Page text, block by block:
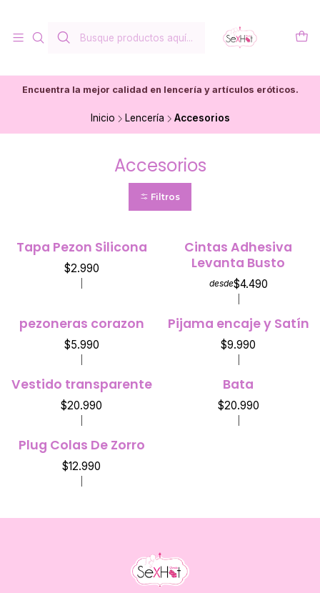
Encuentra la mejor calidad en lencería y artículos eróticos.
Inicio Lencería Accesorios
Accesorios
Filtros
Tapa Pezon Silicona
$2.990
Cintas Adhesiva
Levanta Busto
desde$4.490
pezoneras corazon
$5.990
Pijama encaje y Satín
$9.990
Vestido transparente
$20.990
Bata
$20.990
Plug Colas De Zorro
$12.990